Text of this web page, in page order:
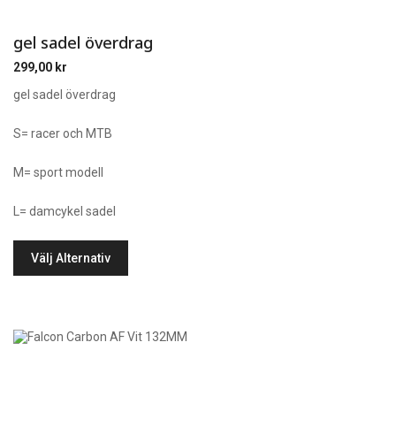
gel sadel överdrag
299,00 kr
gel sadel överdrag
S= racer och MTB
M= sport modell
L= damcykel sadel
Välj Alternativ